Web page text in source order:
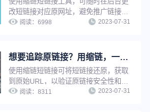
改短链接对应原网址，避免推广链接因
为原链接影响出现打不开等情况。若短
生成短链接，省时省力，并节省推广资
阅读：6998 2023-07-31
想要追踪原链接？用缩链，一键还原！
使用缩链短链接可将短链接还原，获取
到原始URL，以验证原链接安全性和可
信度，使用短链接还原功能，还可以快
阅读：8311 2023-07-31